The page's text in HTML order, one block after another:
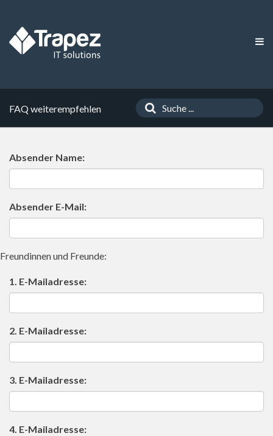
FAQ weiterempfehlen
Absender Name:
Absender E-Mail:
Freundinnen und Freunde:
1. E-Mailadresse:
2. E-Mailadresse:
3. E-Mailadresse:
4. E-Mailadresse: